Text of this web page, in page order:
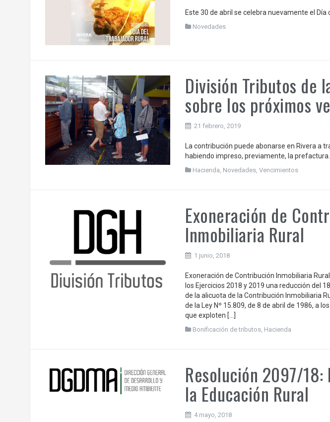
Este 30 de abril se celebra nuevamente el Día
Novedades
División Tributos de
sobre los próximos
21 febrero, 2019
La contribución puede abonarse en Rivera a
habiendo impreso, previamente, la prefactura.
Hacienda Novedades ,Vencimientos
Exoneración de
Inmobiliaria Rural
1 junio, 2018
Exoneración de Contribución Inmobiliaria
los Ejercicios 2018 y 2019 una reducción del
de la alicuota de la Contribución Inmobiliaria
de la Ley Nº 15.809, de 8 de abril de 1986, a
que exploten […]
Bonificación de tributos Hacienda
Resolución 2097/18:
la Educación Rural
4 mayo, 2018